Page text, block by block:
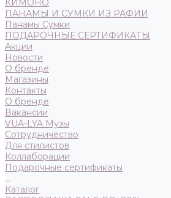
КИМОНО
ПАНАМЫ И СУМКИ ИЗ РАФИИ
Панамы Сумки
ПОДАРОЧНЫЕ СЕРТИФИКАТЫ
Акции
Новости
О бренде
Магазины
Контакты
О бренде
Вакансии
VUA-LYA Музы
Сотрудничество
Для стилистов
Коллаборации
Подарочные сертификаты
...
Каталог